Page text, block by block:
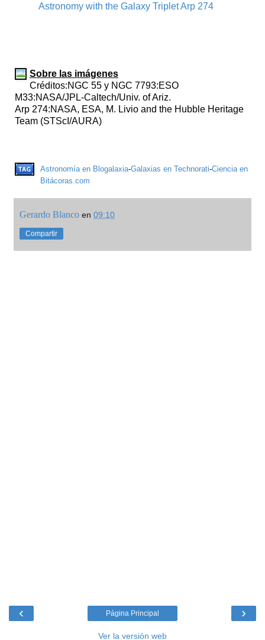
Astronomy with the Galaxy Triplet Arp 274
Sobre las imágenes
Créditos:NGC 55 y NGC 7793:ESO
M33:NASA/JPL-Caltech/Univ. of Ariz.
Arp 274:NASA, ESA, M. Livio and the Hubble Heritage
Team (STScI/AURA)
Astronomía en Blogalaxia-Galaxias en Technorati-Ciencia en
Bitácoras.com
Gerardo Blanco en 09:10
Compartir
‹ ›
Página Principal
Ver la versión web